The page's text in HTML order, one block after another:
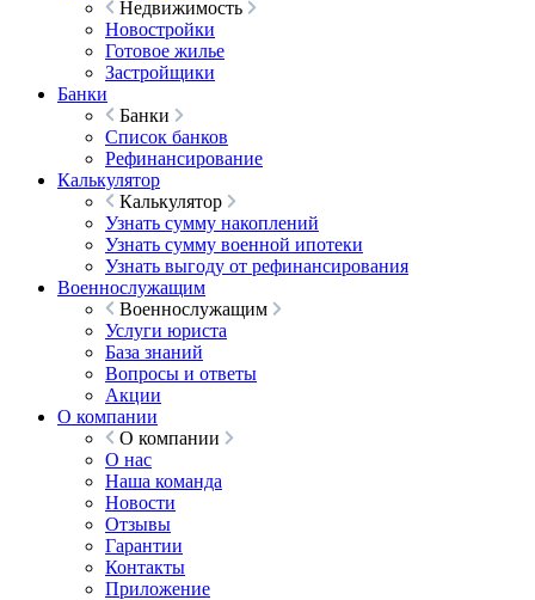
Недвижимость
Новостройки
Готовое жилье
Застройщики
Банки
Банки
Список банков
Рефинансирование
Калькулятор
Калькулятор
Узнать сумму накоплений
Узнать сумму военной ипотеки
Узнать выгоду от рефинансирования
Военнослужащим
Военнослужащим
Услуги юриста
База знаний
Вопросы и ответы
Акции
О компании
О компании
О нас
Наша команда
Новости
Отзывы
Гарантии
Контакты
Приложение